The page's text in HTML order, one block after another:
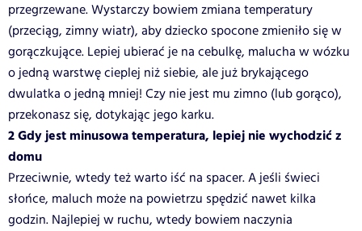
przegrzewane. Wystarczy bowiem zmiana temperatury
(przeciąg, zimny wiatr), aby dziecko spocone zmieniło się w
gorączkujące. Lepiej ubierać je na cebulkę, malucha w wózku
o jedną warstwę cieplej niż siebie, ale już brykającego
dwulatka o jedną mniej! Czy nie jest mu zimno (lub gorąco),
przekonasz się, dotykając jego karku.
2 Gdy jest minusowa temperatura, lepiej nie wychodzić z
domu
Przeciwnie, wtedy też warto iść na spacer. A jeśli świeci
słońce, maluch może na powietrzu spędzić nawet kilka
godzin. Najlepiej w ruchu, wtedy bowiem naczynia